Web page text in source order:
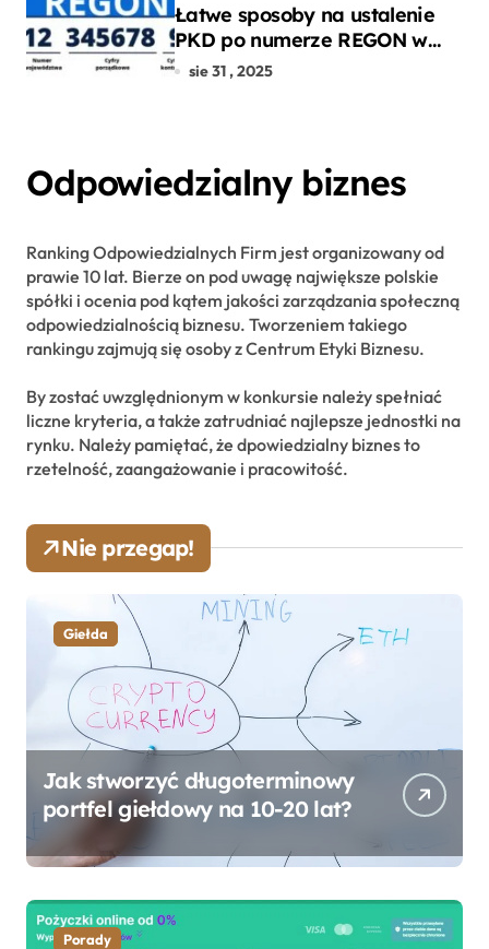
Łatwe sposoby na ustalenie
PKD po numerze REGON w
kilku prostych krokach
sie 31 , 2025
Odpowiedzialny biznes
Ranking Odpowiedzialnych Firm jest organizowany od
prawie 10 lat. Bierze on pod uwagę największe polskie
spółki i ocenia pod kątem jakości zarządzania społeczną
odpowiedzialnością biznesu. Tworzeniem takiego
rankingu zajmują się osoby z Centrum Etyki Biznesu.
By zostać uwzględnionym w konkursie należy spełniać
liczne kryteria, a także zatrudniać najlepsze jednostki na
rynku. Należy pamiętać, że dpowiedzialny biznes to
rzetelność, zaangażowanie i pracowitość.
Nie przegap!
Giełda
Jak stworzyć długoterminowy
portfel giełdowy na 10-20 lat?
Porady